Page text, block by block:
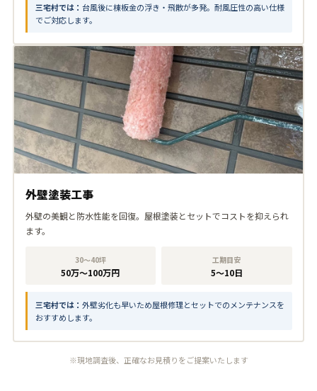
三宅村では： 台風後に棟板金の浮き・飛散が多発。耐風圧性の高い仕様
でご対応します。
外壁塗装工事
外壁の美観と防水性能を回復。屋根塗装とセットでコストを抑えられ
ます。
30〜40坪
50万〜100万円
工期目安
5〜10日
三宅村では： 外壁劣化も早いため屋根修理とセットでのメンテナンスを
おすすめします。
※現地調査後、正確なお見積りをご提案いたします